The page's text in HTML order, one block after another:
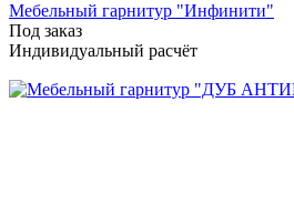
Мебельный гарнитур "Инфинити"
Под заказ
Индивидуальный расчёт